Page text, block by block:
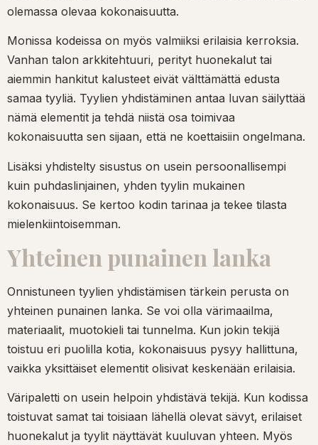
olemassa olevaa kokonaisuutta.
Monissa kodeissa on myös valmiiksi erilaisia kerroksia.
Vanhan talon arkkitehtuuri, perityt huonekalut tai
aiemmin hankitut kalusteet eivät välttämättä edusta
samaa tyyliä. Tyylien yhdistäminen antaa luvan säilyttää
nämä elementit ja tehdä niistä osa toimivaa
kokonaisuutta sen sijaan, että ne koettaisiin ongelmana.
Lisäksi yhdistelty sisustus on usein persoonallisempi
kuin puhdaslinjainen, yhden tyylin mukainen
kokonaisuus. Se kertoo kodin tarinaa ja tekee tilasta
mielenkiintoisemman.
Yhteinen punainen lanka
Onnistuneen tyylien yhdistämisen tärkein perusta on
yhteinen punainen lanka. Se voi olla värimaailma,
materiaalit, muotokieli tai tunnelma. Kun jokin tekijä
toistuu eri puolilla kotia, kokonaisuus pysyy hallittuna,
vaikka yksittäiset elementit olisivat keskenään erilaisia.
Väripaletti on usein helpoin yhdistävä tekijä. Kun kodissa
toistuvat samat tai toisiaan lähellä olevat sävyt, erilaiset
huonekalut ja tyylit näyttävät kuuluvan yhteen. Myös